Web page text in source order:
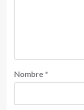
Nombre *